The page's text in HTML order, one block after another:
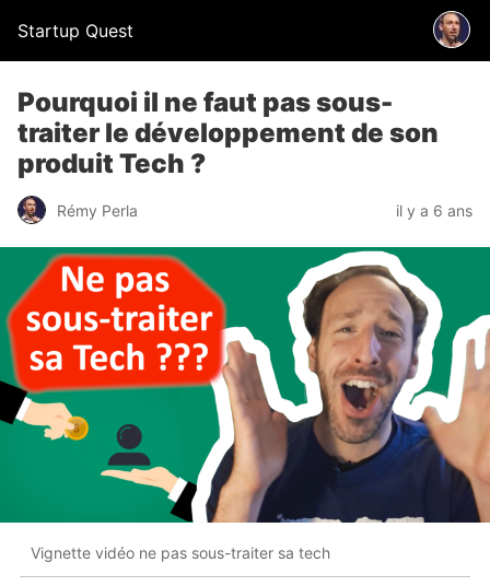
Startup Quest
Pourquoi il ne faut pas sous-
traiter le développement de son
produit Tech ?
Rémy Perla il y a 6 ans
Vignette vidéo ne pas sous-traiter sa tech